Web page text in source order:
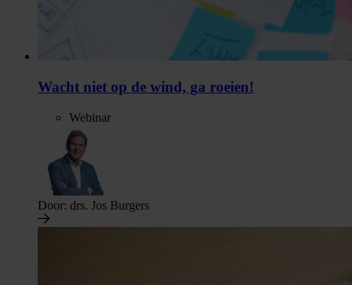
Wacht niet op de wind, ga roeien!
Webinar
Door: drs. Jos Burgers